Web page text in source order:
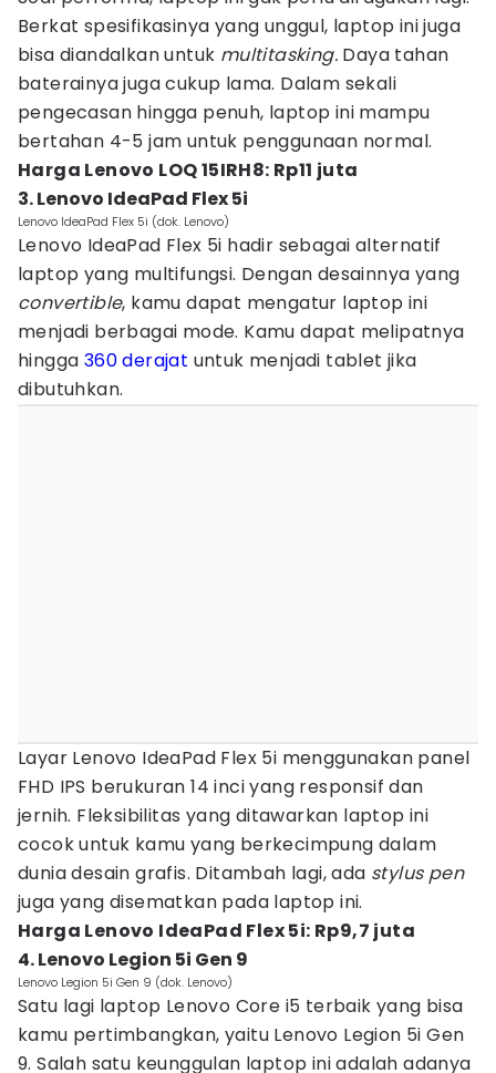
Berkat spesifikasinya yang unggul, laptop ini juga
bisa diandalkan untuk multitasking. Daya tahan
baterainya juga cukup lama. Dalam sekali
pengecasan hingga penuh, laptop ini mampu
bertahan 4-5 jam untuk penggunaan normal.
Harga Lenovo LOQ 15IRH8: Rp11 juta
3. Lenovo IdeaPad Flex 5i
Lenovo IdeaPad Flex 5i (dok. Lenovo)
Lenovo IdeaPad Flex 5i hadir sebagai alternatif
laptop yang multifungsi. Dengan desainnya yang
convertible, kamu dapat mengatur laptop ini
menjadi berbagai mode. Kamu dapat melipatnya
hingga 360 derajat untuk menjadi tablet jika
dibutuhkan.
Layar Lenovo IdeaPad Flex 5i menggunakan panel
FHD IPS berukuran 14 inci yang responsif dan
jernih. Fleksibilitas yang ditawarkan laptop ini
cocok untuk kamu yang berkecimpung dalam
dunia desain grafis. Ditambah lagi, ada stylus pen
juga yang disematkan pada laptop ini.
Harga Lenovo IdeaPad Flex 5i: Rp9,7 juta
4. Lenovo Legion 5i Gen 9
Lenovo Legion 5i Gen 9 (dok. Lenovo)
Satu lagi laptop Lenovo Core i5 terbaik yang bisa
kamu pertimbangkan, yaitu Lenovo Legion 5i Gen
9. Salah satu keunggulan laptop ini adalah adanya